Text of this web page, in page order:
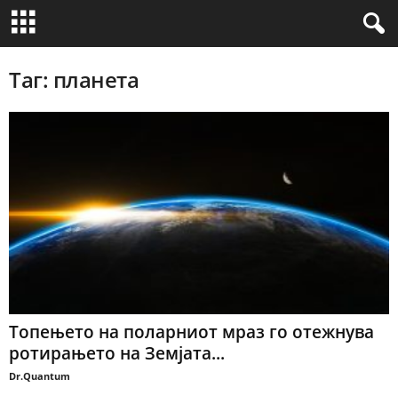
Таг: планета
Топењето на поларниот мраз го отежнува
ротирањето на Земјата...
Dr.Quantum